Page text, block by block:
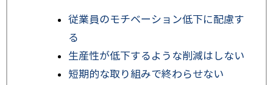
従業員のモチベーション低下に配慮す
る
生産性が低下するような削減はしない
短期的な取り組みで終わらせない